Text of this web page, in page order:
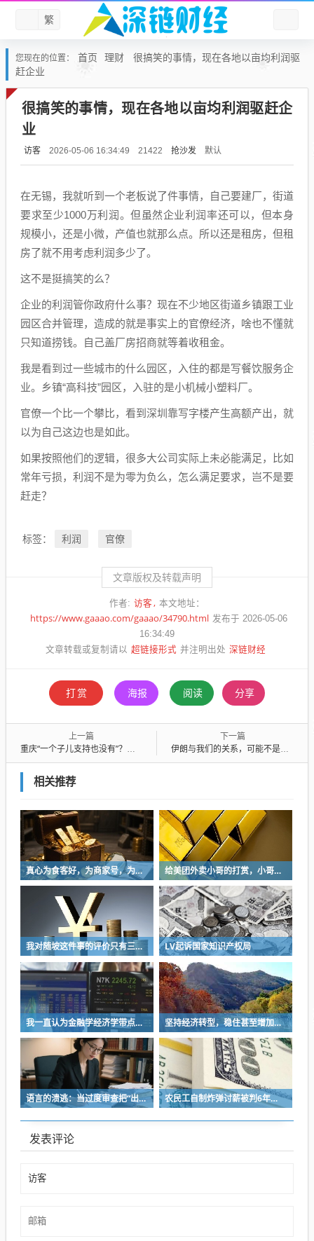
繁
您现在的位置： 首页 理财
很搞笑的事情，现在各地以亩均利润驱
赶企业
很搞笑的事情，现在各地以亩均利润驱赶企
业
访客 2026-05-06 16:34:49 21422 抢沙发 默认
在无锡，我就听到一个老板说了件事情，自己要建厂，街道
要求至少1000万利润。但虽然企业利润率还可以，但本身
规模小，还是小微，产值也就那么点。所以还是租房，但租
房了就不用考虑利润多少了。
这不是挺搞笑的么？
企业的利润管你政府什么事？现在不少地区街道乡镇跟工业
园区合并管理，造成的就是事实上的官僚经济，啥也不懂就
只知道捞钱。自己盖厂房招商就等着收租金。
我是看到过一些城市的什么园区，入住的都是写餐饮服务企
业。乡镇“高科技”园区，入驻的是小机械小塑料厂。
官僚一个比一个攀比，看到深圳靠写字楼产生高额产出，就
以为自己这边也是如此。
如果按照他们的逻辑，很多大公司实际上未必能满足，比如
常年亏损，利润不是为零为负么，怎么满足要求，岂不是要
赶走？
标签： 利润 官僚
文章版权及转载声明
作者: 访客 本文地址：
https://www.gaaao.com/gaaao/34790.html 发布于 2026-05-06
16:34:49
文章转载或复制请以 超链接形式 并注明出处 深链财经
打赏 海报 阅读 分享
上一篇
重庆“一个子儿支持也没有”？该有一个官方态度正面回应张雪！
下一篇
伊朗与我们的关系，可能不是你想的那样
相关推荐
真心为食客好，为商家号，为餐饮业好，难道不是应该私下切磋？ 给美团外卖小哥的打赏，小哥收不到？
我对随坡这件事的评价只有三个字：不厚道 LV起诉国家知识产权局
我一直认为金融学经济学带点玄学的感觉 坚持经济转型，稳住甚至增加大多数人的收入和预期，这是当前的挑战
语言的溃逃：当过度审查把“出生”逼成禁忌 农民工自制炸弹讨薪被判6年：14次往返20个月奔波，5.6万欠薪将普通人逼上绝路
发表评论